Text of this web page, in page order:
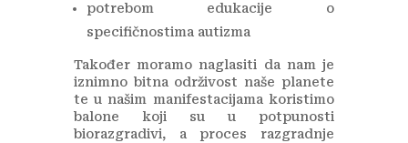
potrebom edukacije o
specifičnostima autizma
Također moramo naglasiti da nam je
iznimno bitna održivost naše planete
te u našim manifestacijama koristimo
balone koji su u potpunosti
biorazgradivi, a proces razgradnje